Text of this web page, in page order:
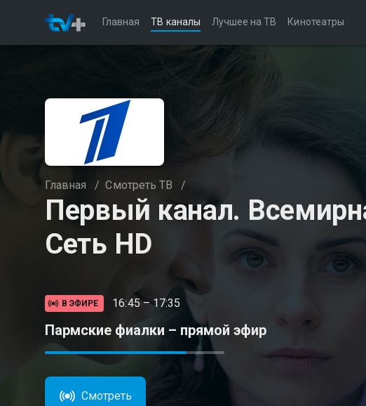
Главная ТВ каналы Лучшее на ТВ Кинотеатры
Главная / Смотреть ТВ /
Первый канал.
Сеть HD
В ЭФИРЕ 16:45 – 17:35
Пармские фиалки – прямой эфир
Смотреть